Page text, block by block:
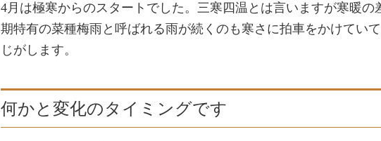
4月は極寒からのスタートでした。三寒四温とは言いますが寒暖
期特有の菜種梅雨と呼ばれる雨が続くのも寒さに拍車をかけてい
じがします。
何かと変化のタイミングです